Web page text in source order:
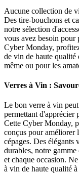
Aucune collection de
Des tire-bouchons et
notre sélection
vous avez besoin pour
Cyber Monday,
de vin de haute
même ou pour les
Verres à Vin :
Le bon verre à vin
permettant d'apprécier
Cette Cyber Monday,
conçus pour améliorer
cépages. Des élégants
durables, notre
et chaque occasion.
à vin de haute qualité